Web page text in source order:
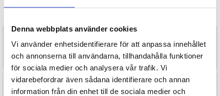
Denna webbplats använder cookies
Vi använder enhetsidentifierare för att anpassa innehållet
och annonserna till användarna, tillhandahålla funktioner
för sociala medier och analysera vår trafik. Vi
vidarebefordrar även sådana identifierare och annan
information från din enhet till de sociala medier och
Tillfälligt Slut
Liten dekorationsrislampa för tex festbelysning. Lyser med 2st
AAA batterier, ingår ej. Ger ett fint sken i mörkret. OBS glöm ej
välja färg.
RECENSIONER (0)